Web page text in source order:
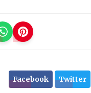
Facebook Twitter